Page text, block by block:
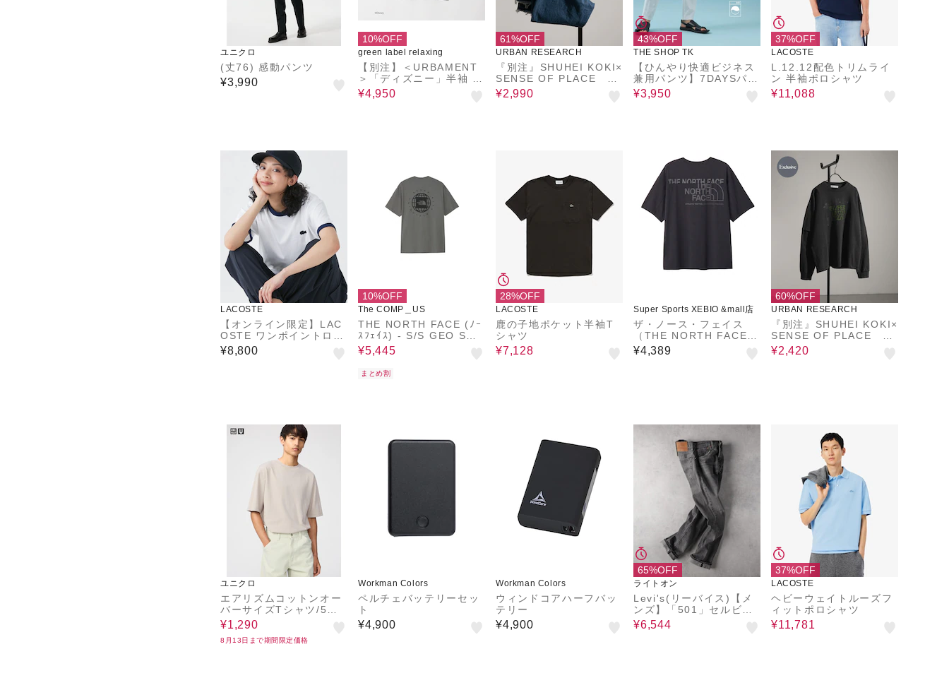
ユニクロ
(丈76) 感動パンツ
¥3,990
10%OFF
green label relaxing
【別注】＜URBAMENT
＞「ディズニー」半袖 T
シャツ
¥4,950
61%OFF
URBAN RESEARCH
『別注』SHUHEI KOKI×
SENSE OF PLACE フ
レアデニム
¥2,990
43%OFF
THE SHOP TK
【ひんやり快適ビジネス
兼用パンツ】7DAYSパン
ツ COOL 接触冷感／ス
トレッチ／ON・OFF兼
¥3,950
37%OFF
LACOSTE
L.12.12配色トリムライ
ン 半袖ポロシャツ
¥11,088
LACOSTE
【オンライン限定】LAC
OSTE ワンポイントロゴ
リンガーTシャツ
¥8,800
10%OFF
The COMP＿US
THE NORTH FACE (ﾉｰ
ｽﾌｪｲｽ) - S/S GEO SQU
ARE LOGO TEE (ｼｮｰﾄｽ
ﾘｰﾌﾞｼﾞｵｽｸｴｱﾛｺﾞﾃｨｰ) N
T32633
¥5,445
まとめ割
28%OFF
LACOSTE
鹿の子地ポケット半袖T
シャツ
¥7,128
Super Sports XEBIO &mall店
ザ・ノース・フェイス
（THE NORTH FACE）
半袖 イーエス ロゴワイ
ドティーシャツ NT3258
¥4,389
60%OFF
URBAN RESEARCH
『別注』SHUHEI KOKI×
SENSE OF PLACE フ
ェイクレイヤードTシャ
ツ
¥2,420
ユニクロ
エアリズムコットンオー
バーサイズTシャツ/5分
袖
¥1,290
8月13日まで期間限定価格
Workman Colors
ペルチェバッテリーセッ
ト
¥4,900
Workman Colors
ウィンドコアハーフバッ
テリー
¥4,900
65%OFF
ライトオン
Levi's(リーバイス)【メ
ンズ】「501」セルビッ
ジデニムストレート
¥6,544
37%OFF
LACOSTE
ヘビーウェイトルーズフ
ィットポロシャツ
¥11,781